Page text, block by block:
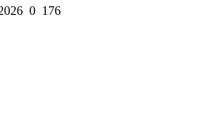
0 176